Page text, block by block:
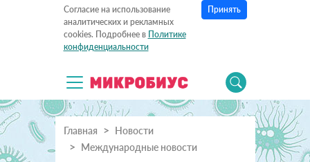
Согласие на использование
аналитических и рекламных
cookies. Подробнее в Политике
конфиденциальности
Принять
Главная
Новости
Международные новости